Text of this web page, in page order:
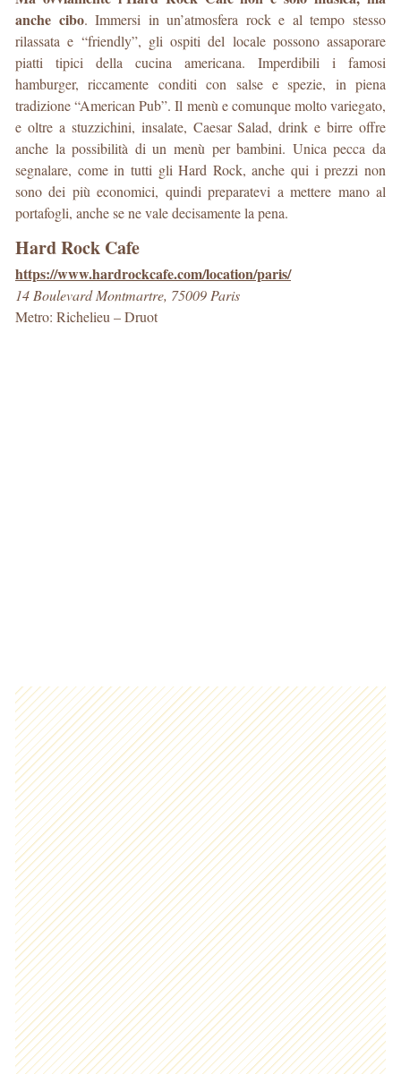
anche cibo. Immersi in un’atmosfera rock e al tempo stesso
rilassata e “friendly”, gli ospiti del locale possono assaporare
piatti tipici della cucina americana. Imperdibili i famosi
hamburger, riccamente conditi con salse e spezie, in piena
tradizione “American Pub”. Il menù e comunque molto variegato,
e oltre a stuzzichini, insalate, Caesar Salad, drink e birre offre
anche la possibilità di un menù per bambini. Unica pecca da
segnalare, come in tutti gli Hard Rock, anche qui i prezzi non
sono dei più economici, quindi preparatevi a mettere mano al
portafogli, anche se ne vale decisamente la pena.
Hard Rock Cafe
https://www.hardrockcafe.com/location/paris/
14 Boulevard Montmartre, 75009 Paris
Metro: Richelieu – Druot